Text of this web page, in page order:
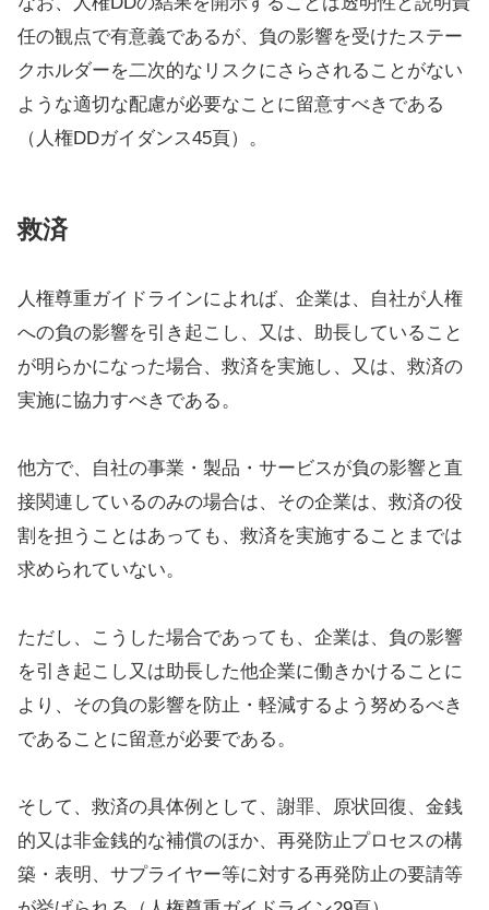
任の観点で有意義であるが、負の影響を受けたステー
クホルダーを二次的なリスクにさらされることがない
ような適切な配慮が必要なことに留意すべきである
（人権DDガイダンス45頁）。
救済
人権尊重ガイドラインによれば、企業は、自社が人権
への負の影響を引き起こし、又は、助長していること
が明らかになった場合、救済を実施し、又は、救済の
実施に協力すべきである。
他方で、自社の事業・製品・サービスが負の影響と直
接関連しているのみの場合は、その企業は、救済の役
割を担うことはあっても、救済を実施することまでは
求められていない。
ただし、こうした場合であっても、企業は、負の影響
を引き起こし又は助長した他企業に働きかけることに
より、その負の影響を防止・軽減するよう努めるべき
であることに留意が必要である。
そして、救済の具体例として、謝罪、原状回復、金銭
的又は非金銭的な補償のほか、再発防止プロセスの構
築・表明、サプライヤー等に対する再発防止の要請等